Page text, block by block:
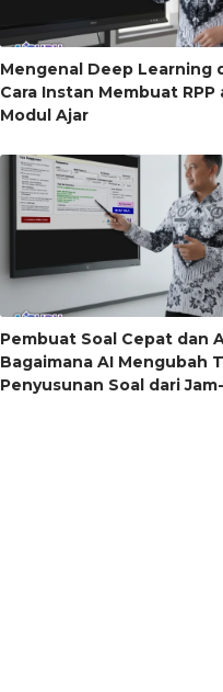
Mengenal Deep Learning
Cara Instan Membuat RPP
Modul Ajar
Pembuat Soal Cepat dan
Bagaimana AI Mengubah
Penyusunan Soal dari